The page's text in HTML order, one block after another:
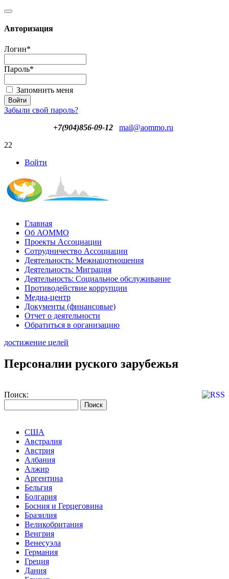
Авторизация
Логин*
Пароль*
Запомнить меня
Забыли свой пароль?
+7(904)856-09-12
mail@aommo.ru
22
Войти
Главная
Об АОММО
Проекты Ассоциации
Сотрудничество Ассоциации
Деятельность: Межнацотношения
Деятельность: Миграция
Деятельность: Социальное обслуживание
Противодействие коррупции
Медиа-центр
Документы (финансовые)
Отчет о деятельности
Обратиться в организацию
достижение целей
Персоналии руского зарубежья
Поиск:
США
Австралия
Австрия
Албания
Алжир
Аргентина
Бельгия
Болгария
Босния и Герцеговина
Бразилия
Великобритания
Венгрия
Венесуэла
Германия
Греция
Дания